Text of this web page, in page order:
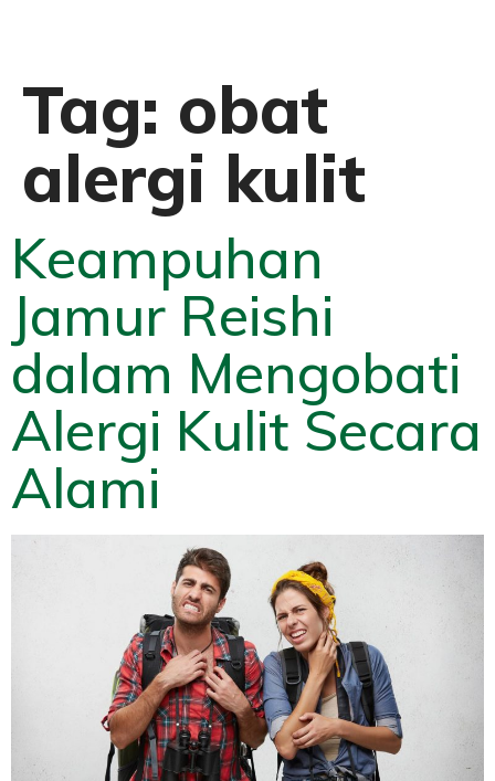
Tag: obat
alergi kulit
Keampuhan
Jamur Reishi
dalam Mengobati
Alergi Kulit Secara
Alami